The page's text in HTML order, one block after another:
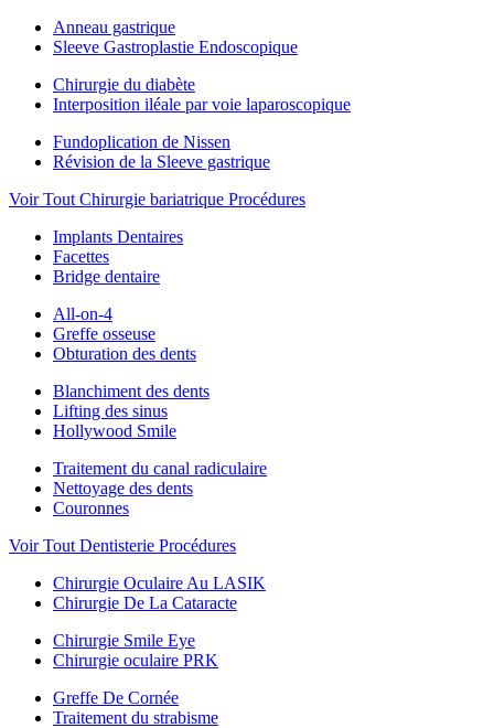
Anneau gastrique
Sleeve Gastroplastie Endoscopique
Chirurgie du diabète
Interposition iléale par voie laparoscopique
Fundoplication de Nissen
Révision de la Sleeve gastrique
Voir Tout Chirurgie bariatrique Procédures
Implants Dentaires
Facettes
Bridge dentaire
All-on-4
Greffe osseuse
Obturation des dents
Blanchiment des dents
Lifting des sinus
Hollywood Smile
Traitement du canal radiculaire
Nettoyage des dents
Couronnes
Voir Tout Dentisterie Procédures
Chirurgie Oculaire Au LASIK
Chirurgie De La Cataracte
Chirurgie Smile Eye
Chirurgie oculaire PRK
Greffe De Cornée
Traitement du strabisme